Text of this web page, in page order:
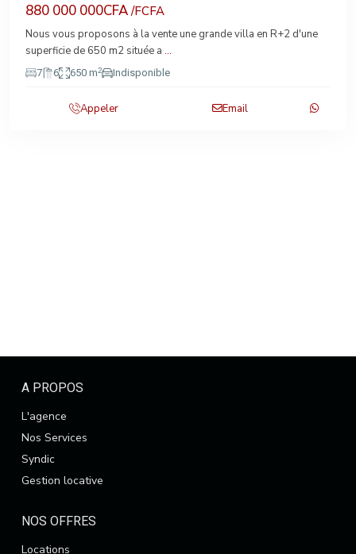
880 000 000CFA/FCFA
Nous vous proposons à la vente une grande villa en R+2 d'une
superficie de 650 m2 située a ...
7 6 650 m2 Indisponible
Appeler Email
A PROPOS
L'agence
Nos Services
Syndic
Gestion locative
NOS OFFRES
Locations